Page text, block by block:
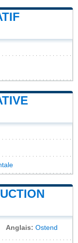
Anglais: Ostend